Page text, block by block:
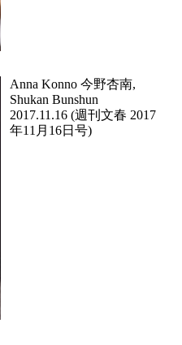
Anna Konno 今野杏南,
Shukan Bunshun
2017.11.16 (週刊文春 2017
年11月16日号)